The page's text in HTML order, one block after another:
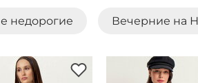
недорогие Вечерние на
платья Платья на